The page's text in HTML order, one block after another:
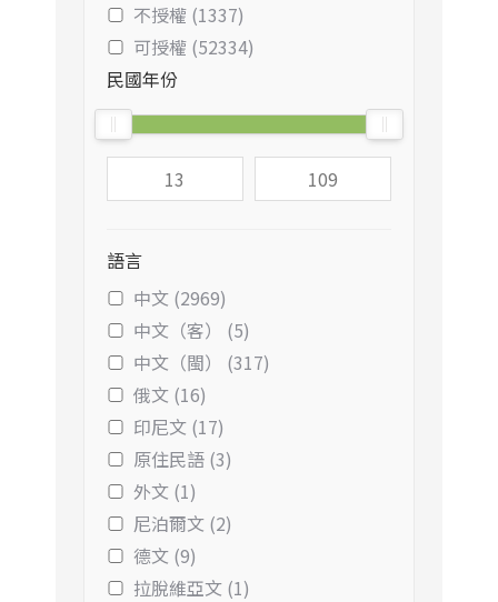
不授權 (1337)
可授權 (52334)
民國年份
語言
中文 (2969)
中文（客） (5)
中文（閩） (317)
俄文 (16)
印尼文 (17)
原住民語 (3)
外文 (1)
尼泊爾文 (2)
德文 (9)
拉脫維亞文 (1)